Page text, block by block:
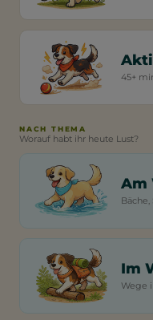
45+
NACH THEMA
Worauf habt ihr heute Lust?
Am
Im
Wege